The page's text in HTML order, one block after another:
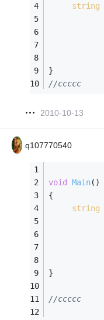
string
}
//ccccc
2010-10-13
q107770540
void Main()
{
string
}
//ccccc